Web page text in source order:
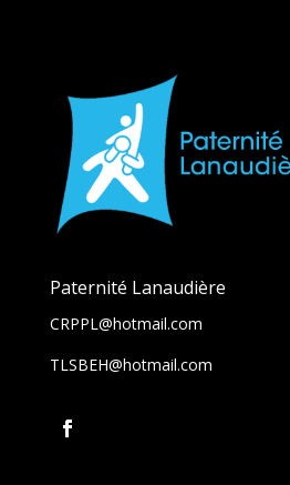
Paternité Lanaudière
CRPPL@hotmail.com
TLSBEH@hotmail.com